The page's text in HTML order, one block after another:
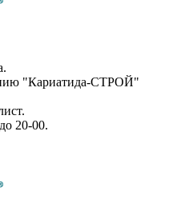
"Кариатида-СТРОЙ"
20-00.